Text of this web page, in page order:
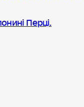
Перці.